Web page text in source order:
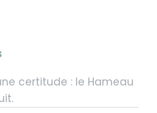
certitude : le Hameau